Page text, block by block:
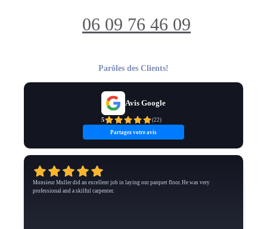
06 09 76 46 09
Parôles des Clients!
Avis Google
5 (22)
Partagez votre avis
Monsieur Muller did an excellent job in laying our parquet floor. He was very
professional and a skilful carpenter.